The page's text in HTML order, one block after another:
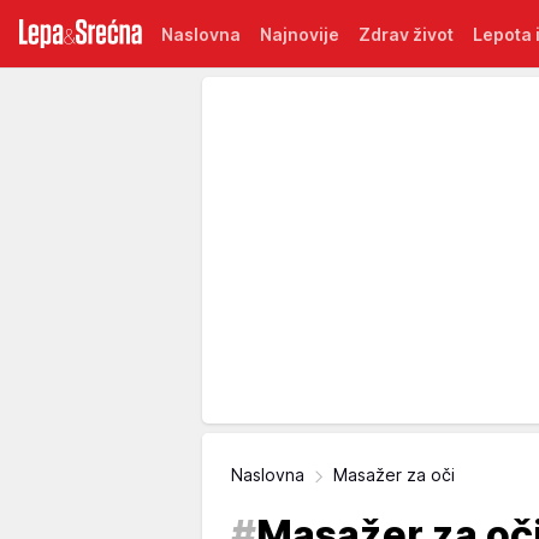
Naslovna Najnovije Zdrav život Lepota
Naslovna Masažer za oči